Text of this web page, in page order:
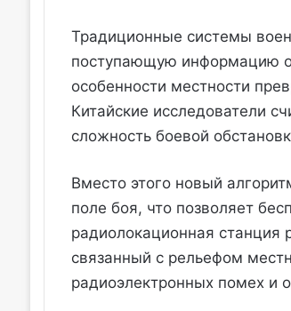
Традиционные системы
поступающую информацию
особенности местности
Китайские исследователи
сложность боевой
Вместо этого новый
поле боя, что позволяет
радиолокационная станция
связанный с рельефом
радиоэлектронных помех и